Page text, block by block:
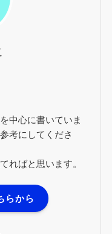
中心に書いていま
考にしてくださ
ればと思います。
らから